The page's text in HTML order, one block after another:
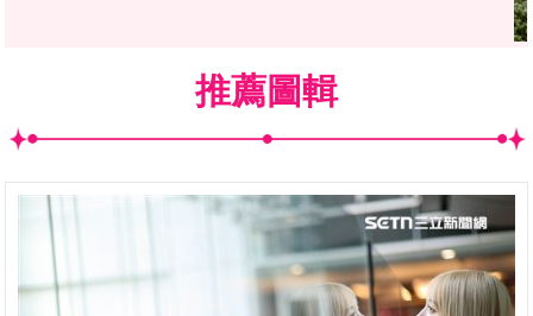
推薦圖輯